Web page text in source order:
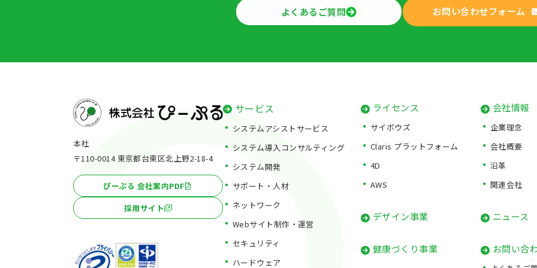
よくあるご質問 お問い合わせフォーム
本社
〒110-0014 東京都台東区北上野2-18-4
ぴーぷる 会社案内PDF
採用サイト
サービス
システムアシストサービス
システム導入コンサルティング
システム開発
サポート・人材
ネットワーク
Webサイト制作・運営
セキュリティ
ハードウェア
ライセンス
サイボウズ
Claris プラットフォーム
4D
AWS
デザイン事業
健康づくり事業
会社情報
企業理念
会社概要
沿革
関連会社
ニュース
お問い合